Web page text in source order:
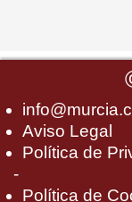
Aviso Legal
Política de
-
Política de